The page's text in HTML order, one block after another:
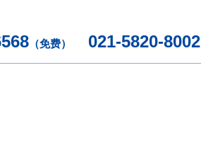
（免费） 021-5820-8002